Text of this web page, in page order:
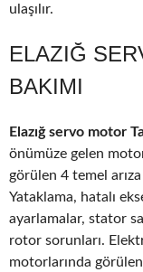
ulaşılır.
ELAZIĞ
BAKIMI
Elazığ servo motor
önümüze gelen
görülen 4 temel
Yataklama, hatalı
ayarlamalar, stator
rotor sorunları.
motorlarında görülen